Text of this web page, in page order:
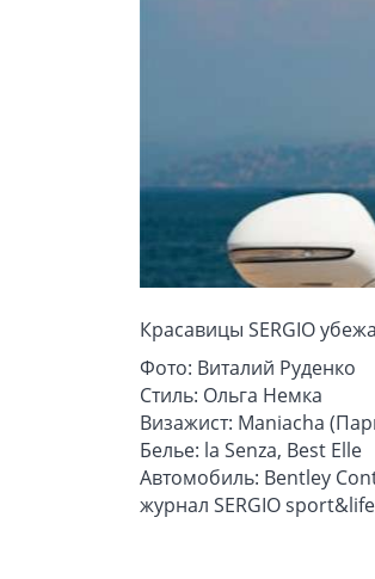
Красавицы SERGIO
Фото: Виталий Руденко
Стиль: Ольга Немка
Визажист: Maniacha
Белье: la Senza, Best Elle
Автомобиль: Bentley
журнал SERGIO